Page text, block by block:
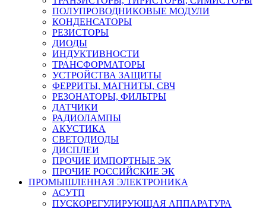
ПОЛУПРОВОДНИКОВЫЕ МОДУЛИ
КОНДЕНСАТОРЫ
РЕЗИСТОРЫ
ДИОДЫ
ИНДУКТИВНОСТИ
ТРАНСФОРМАТОРЫ
УСТРОЙСТВА ЗАЩИТЫ
ФЕРРИТЫ, МАГНИТЫ, СВЧ
РЕЗОНАТОРЫ, ФИЛЬТРЫ
ДАТЧИКИ
РАДИОЛАМПЫ
АКУСТИКА
СВЕТОДИОДЫ
ДИСПЛЕИ
ПРОЧИЕ ИМПОРТНЫЕ ЭК
ПРОЧИЕ РОССИЙСКИЕ ЭК
ПРОМЫШЛЕННАЯ ЭЛЕКТРОНИКА
АСУТП
ПУСКОРЕГУЛИРУЮЩАЯ АППАРАТУРА